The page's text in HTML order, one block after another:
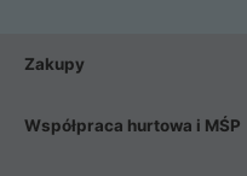
wentylatory. Na koniec
Zakupy
Współpraca hurtowa i MŚP